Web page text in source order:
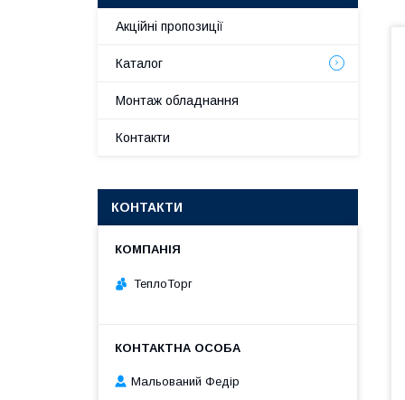
Акційні пропозиції
Каталог
Монтаж обладнання
Контакти
КОНТАКТИ
ТеплоТорг
Мальований Федір